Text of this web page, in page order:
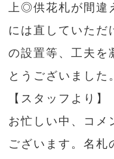
上◎供花札が間違
には直していただ
の設置等、工夫を
とうございました
【スタッフより】
お忙しい中、コメ
ございます。名札